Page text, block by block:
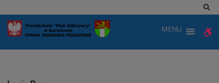
Login
Page
MENU